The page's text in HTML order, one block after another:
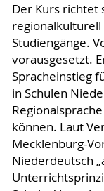
Der Kurs richtet
Studiengänge.
vorausgesetzt.
Spracheinstieg
in Schulen
können. Laut
Mecklenburg-
Niederdeutsch